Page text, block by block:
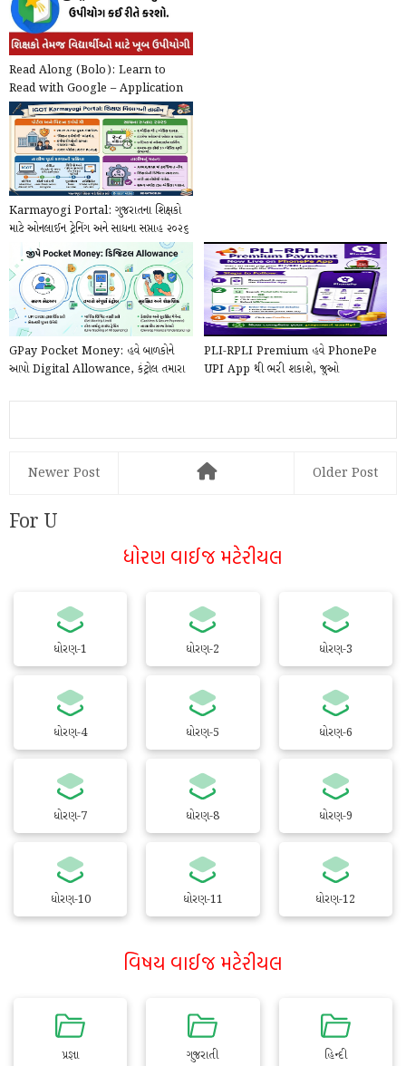
Read Along (Bolo): Learn to
Read with Google – Application
@play.google.com
Karmayogi Portal: ગુજરાતના શિક્ષકો
માટે ઓનલાઈન ટ્રેનિંગ અને સાધના સપ્તાહ ૨૦૨૬
ની...
GPay Pocket Money: હવે બાળકોને
આપો Digital Allowance, કંટ્રોલ તમારા
PLI-RPLI Premium હવે PhonePe
UPI App થી ભરી શકાશે, જુઓ
Newer Post Older Post
For U
ધોરણ વાઈજ મટેરીયલ
ધોરણ-1 ધોરણ-2 ધોરણ-3
ધોરણ-4 ધોરણ-5 ધોરણ-6
ધોરણ-7 ધોરણ-8 ધોરણ-9
ધોરણ-10 ધોરણ-11 ધોરણ-12
વિષય વાઈજ મટેરીયલ
પ્રજ્ઞા ગુજરાતી હિન્દી